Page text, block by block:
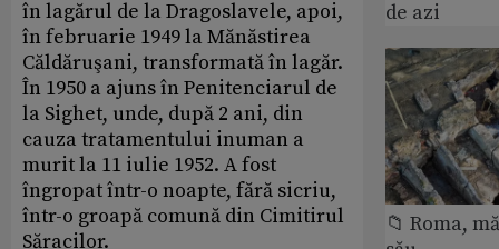
în lagărul de la Dragoslavele, apoi,
în februarie 1949 la Mănăstirea
Căldăruşani, transformată în lagăr.
În 1950 a ajuns în Penitenciarul de
la Sighet, unde, după 2 ani, din
cauza tratamentului inuman a
murit la 11 iulie 1952. A fost
îngropat într-o noapte, fără sicriu,
într-o groapă comună din Cimitirul
Săracilor.
de azi
📁 Roma,